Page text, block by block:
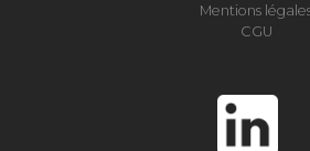
Mentions
CGU